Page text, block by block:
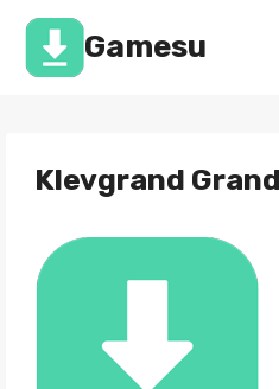
Перейти
содержимомуGamesu
Klevgrand